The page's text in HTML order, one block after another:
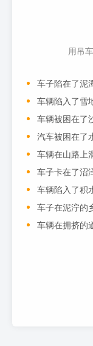
用吊
车子陷在了泥
车辆陷入了雪
车辆被困在了
汽车被困在了
车辆在山路上
车子卡在了沼
车辆陷入了积
车子在泥泞的
车辆在拥挤的